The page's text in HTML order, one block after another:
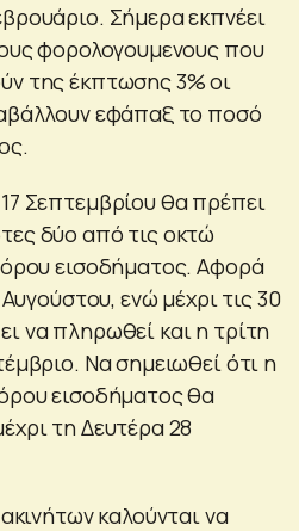
Σήμερα εκπνέει
φορολογουμενους που
της έκπτωσης 3% οι
εφάπαξ το ποσό
Σεπτεμβρίου θα πρέπει
δύο από τις οκτώ
εισοδήματος. Αφορά
Αυγούστου, ενώ μέχρι τις 30
να πληρωθεί και η τρίτη
Να σημειωθεί ότι η
εισοδήματος θα
τη Δευτέρα 28
καλούνται να